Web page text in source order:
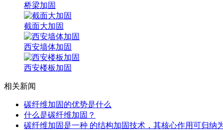
桥梁加固
截面大加固
西安墙体加固
西安楼板加固
相关新闻
碳纤维加固的优势是什么
什么是碳纤维加固？
碳纤维加固是一种 的结构加固技术，其核心作用可归纳